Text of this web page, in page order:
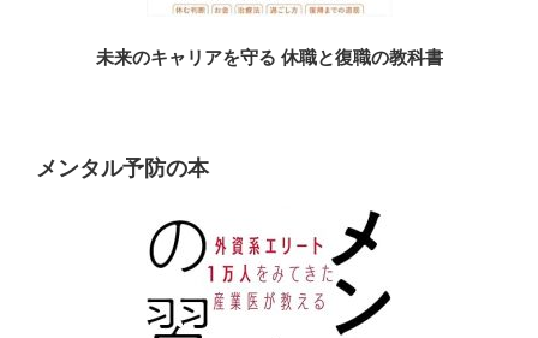
未来のキャリアを守る 休職と復職の教科書
メンタル予防の本